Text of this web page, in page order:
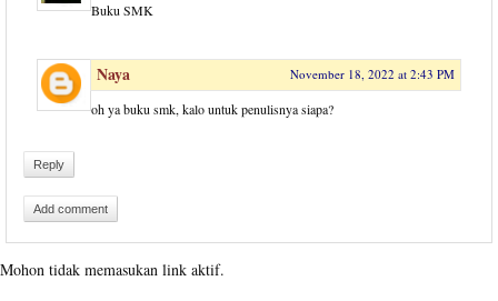
Buku SMK
Naya November 18, 2022 at 2:43 PM
oh ya buku smk, kalo untuk penulisnya siapa?
Reply
Add comment
Mohon tidak memasukan link aktif.